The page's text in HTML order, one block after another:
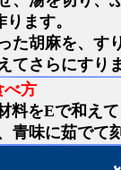
ます。
た胡麻を、す
てさらにすり
べ方
料をEで和えて
青味に茹でて